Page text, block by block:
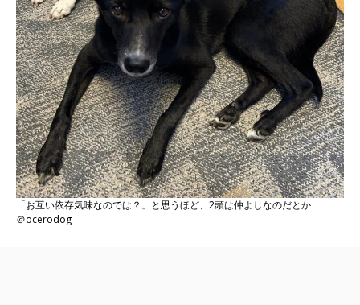
「お互い依存気味なのでは？」と思うほど、2頭は仲よしなのだとか
＠ocerodog